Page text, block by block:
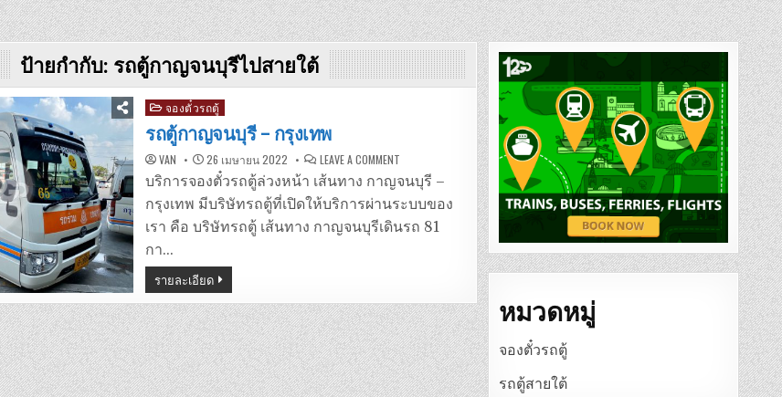
ป้ายกำกับ: รถตู้กาญจนบุรีไปสายใต้
Posted
in
จองตั๋วรถตู้
รถตู้กาญจนบุรี – กรุงเทพ
VAN 26 เมษายน 2022 LEAVE A COMMENT
ตู้
กาญจนบุรี
–
กรุงเทพ
บริการจองตั๋วรถตู้ล่วงหน้า เส้นทาง กาญจนบุรี –
กรุงเทพ มีบริษัทรถตู้ที่เปิดให้บริการผ่านระบบของ
เรา คือ บริษัทรถตู้ เส้นทาง กาญจนบุรีเดินรถ 81
กา…
รายละเอียด
หมวดหมู่
จองตั๋วรถตู้
รถตู้สายใต้